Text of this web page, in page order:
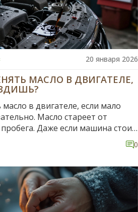
20 января 2026
МАСЛО В ДВИГАТЕЛЕ,
в двигателе, если мало
Масло стареет от
Даже если машина стоит
и химические реакции
свойства. Меняйте раз в0